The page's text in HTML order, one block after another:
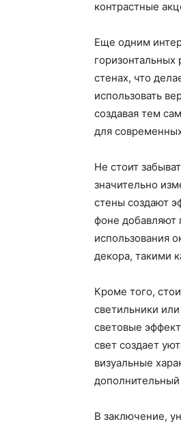
контрастные
Еще одним
горизонтальных
стенах, что
использовать
создавая тем
для
Не стоит
значительно
стены создают
фоне добавляют
использования
декора, такими
Кроме того,
светильники
световые
свет создает
визуальные
В заключение,